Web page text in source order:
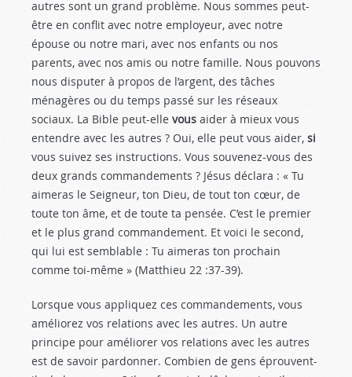
autres sont un grand problème. Nous sommes peut-
être en conflit avec notre employeur, avec notre
épouse ou notre mari, avec nos enfants ou nos
parents, avec nos amis ou notre famille. Nous pouvons
nous disputer à propos de l’argent, des tâches
ménagères ou du temps passé sur les réseaux
sociaux. La Bible peut-elle vous aider à mieux vous
entendre avec les autres ? Oui, elle peut vous aider, si
vous suivez ses instructions. Vous souvenez-vous des
deux grands commandements ? Jésus déclara : « Tu
aimeras le Seigneur, ton Dieu, de tout ton cœur, de
toute ton âme, et de toute ta pensée. C’est le premier
et le plus grand commandement. Et voici le second,
qui lui est semblable : Tu aimeras ton prochain
comme toi-même » (Matthieu 22 :37-39).
Lorsque vous appliquez ces commandements, vous
améliorez vos relations avec les autres. Un autre
principe pour améliorer vos relations avec les autres
est de savoir pardonner. Combien de gens éprouvent-